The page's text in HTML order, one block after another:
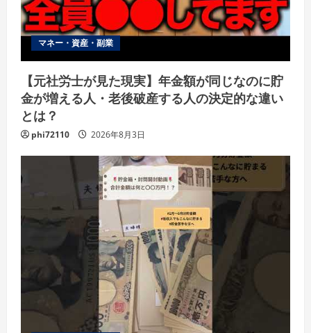
マネー・資産・副業
【元社労士が見た現実】年金額が同じなのに貯
金が増える人・老後破産する人の決定的な違い
とは？
phi72110 2026年8月3日